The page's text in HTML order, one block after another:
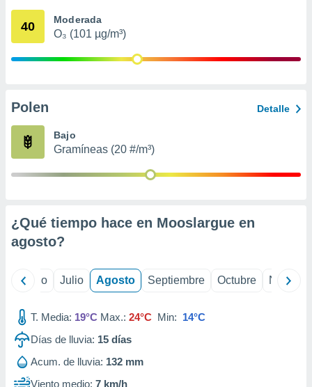
mediante
publicidad
de
40 Moderada
O₃ (101 µg/m³)
Polen Detalle
Bajo
Gramíneas (20 #/m³)
¿Qué tiempo hace en Mooslargue en
agosto?
Junio Julio Agosto Septiembre Octubre
T. Media: 19°C Max.: 24°C Min: 14°C
Días de lluvia: 15 días
Acum. de lluvia: 132 mm
Viento medio: 7 km/h